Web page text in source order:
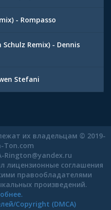
- Rompasso
Schulz Remix) - Dennis
Stefani
их владельцам © 2019-
Ton.com
Rington@yandex.ru
лицензионные соглашения
правообладателями
произведений.
Copyright (DMCA)